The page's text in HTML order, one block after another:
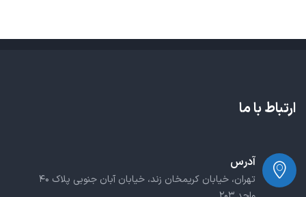
ارتباط با ما
آدرس
تهران، خیابان کریمخان زند، خیابان آبان جنوبی پلاک ۴۰